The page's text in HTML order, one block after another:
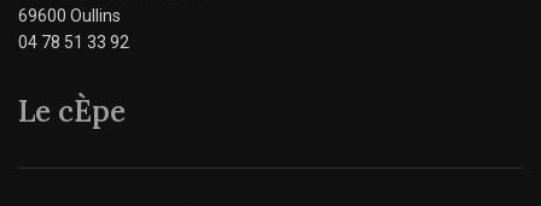
69600 Oullins
04 78 51 33 92
Le cÈpe